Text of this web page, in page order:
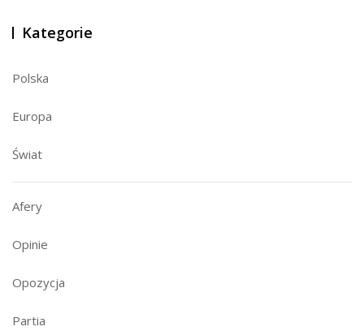
Kategorie
Polska
Europa
Świat
Afery
Opinie
Opozycja
Partia